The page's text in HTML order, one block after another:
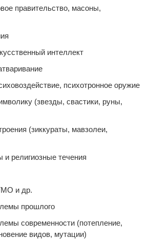
правительство, масоны,
интеллект
психотронное оружие
(звезды, свастики, руны,
(зиккураты, мавзолеи,
религиозные течения
и др.
прошлого
современности (потепление,
видов, мутации)